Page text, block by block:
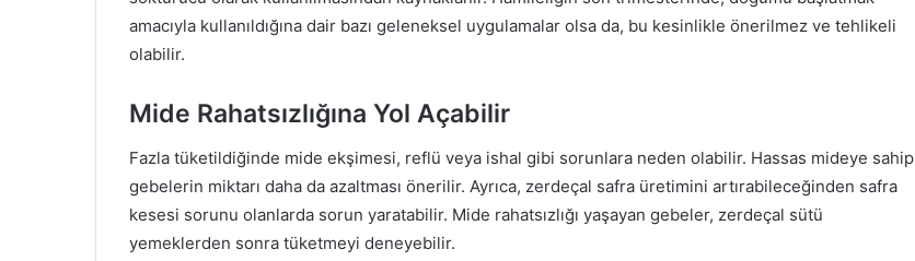
amacıyla kullanıldığına dair bazı geleneksel uygulamalar olsa da, bu kesinlikle önerilmez ve tehlikeli
olabilir.
Mide Rahatsızlığına Yol Açabilir
Fazla tüketildiğinde mide ekşimesi, reflü veya ishal gibi sorunlara neden olabilir. Hassas mideye sahip
gebelerin miktarı daha da azaltması önerilir. Ayrıca, zerdeçal safra üretimini artırabileceğinden safra
kesesi sorunu olanlarda sorun yaratabilir. Mide rahatsızlığı yaşayan gebeler, zerdeçal sütü
yemeklerden sonra tüketmeyi deneyebilir.